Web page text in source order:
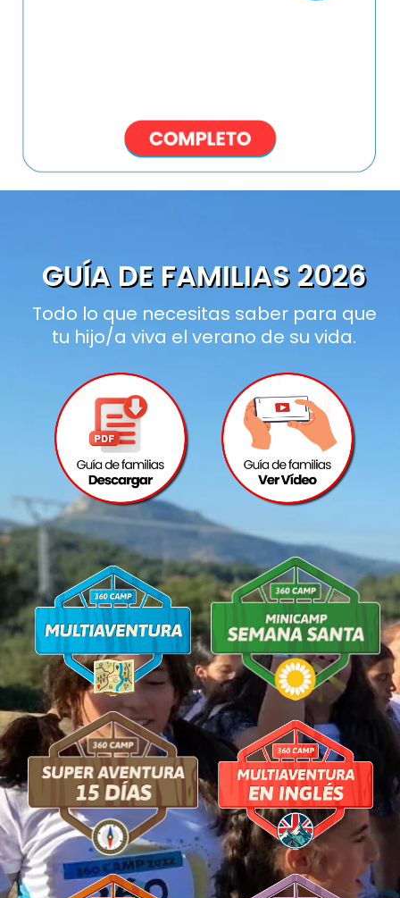
GUÍA DE FAMILIAS 2026
Todo lo que necesitas saber para que
tu hijo/a viva el verano de su vida.